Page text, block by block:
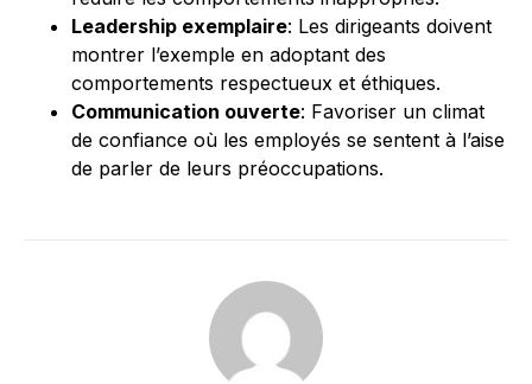
Leadership exemplaire: Les dirigeants doivent
montrer l’exemple en adoptant des
comportements respectueux et éthiques.
Communication ouverte: Favoriser un climat
de confiance où les employés se sentent à l’aise
de parler de leurs préoccupations.